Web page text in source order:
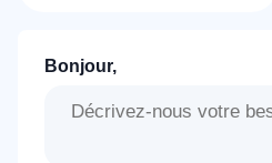
Bonjour,